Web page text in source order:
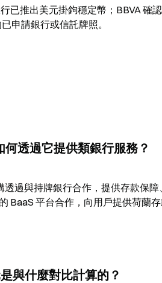
已推出美元掛鉤穩定幣；BBVA 確
申請銀行或信託牌照。
透過它提供類銀行服務？
過與持牌銀行合作，提供存款保
BaaS 平台合作，向用戶提供荷蘭
與什麼對比計算的？